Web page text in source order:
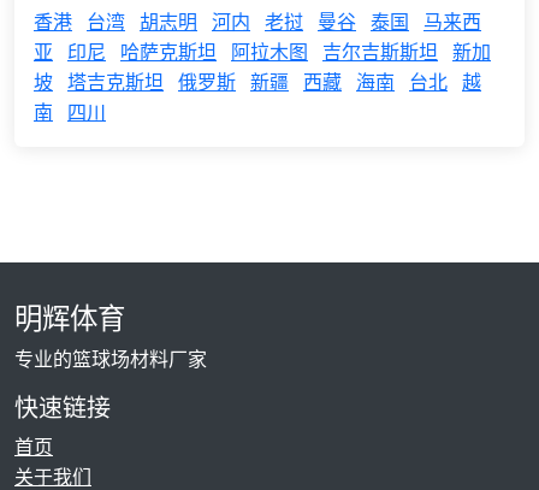
香港 台湾 胡志明 河内 老挝 曼谷 泰国
马来西
亚
印尼 哈萨克斯坦 阿拉木图 吉尔吉斯斯坦 新加
坡 塔吉克斯坦 俄罗斯 新疆 西藏 海南 台北 越
南
四川
明辉体育
专业的篮球场材料厂家
快速链接
首页
关于我们